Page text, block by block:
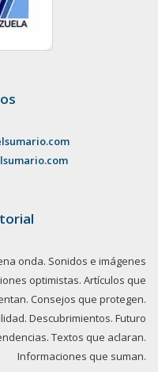
onda. Sonidos e imágenes
optimistas. Artículos que
Consejos que protegen.
Descubrimientos. Futuro
Textos que aclaran.
Informaciones que suman.